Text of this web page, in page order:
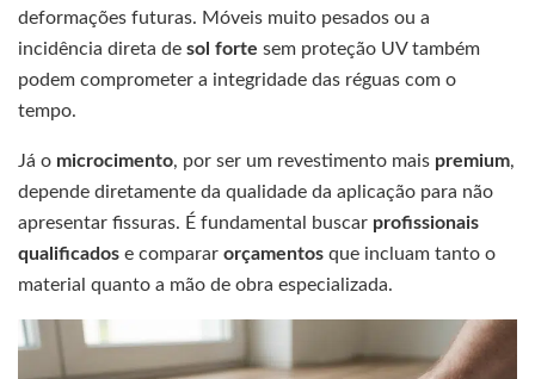
deformações futuras. Móveis muito pesados ou a
incidência direta de sol forte sem proteção UV também
podem comprometer a integridade das réguas com o
tempo.
Já o microcimento, por ser um revestimento mais premium,
depende diretamente da qualidade da aplicação para não
apresentar fissuras. É fundamental buscar profissionais
qualificados e comparar orçamentos que incluam tanto o
material quanto a mão de obra especializada.